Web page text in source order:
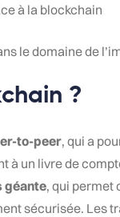
à la blockchain
le domaine de
?
to-peer, qui a
à un livre de
géante, qui permet
sécurisée. Les